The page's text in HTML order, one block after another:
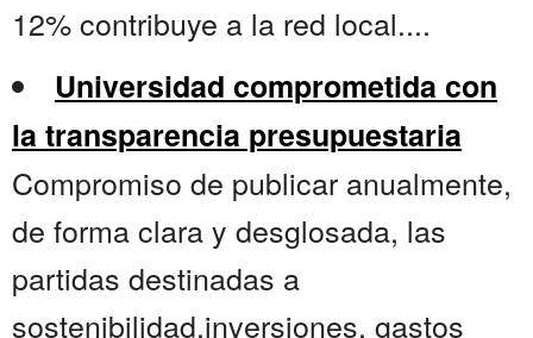
12% contribuye a la red local....
Universidad comprometida con
la transparencia presupuestaria
Compromiso de publicar anualmente,
de forma clara y desglosada, las
partidas destinadas a
sostenibilidad.inversiones, gastos